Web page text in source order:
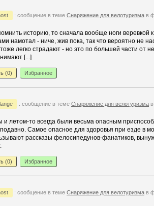
: сообщение в теме Снаряжение для велотуризма в
историю, то сначала вообще ноги
намотал - ниче, жив пока, так что вероятно не
легко страдают - но это по большей части от
[...]
(0) Избранное
: сообщение в теме Снаряжение для велотуризма
и летом-то всегда были весьма опасным
Самое опасное для здоровья при езде в
рассказы фелосипедунов-фанатиков,
(0) Избранное
: сообщение в теме Снаряжение для велотуризма в